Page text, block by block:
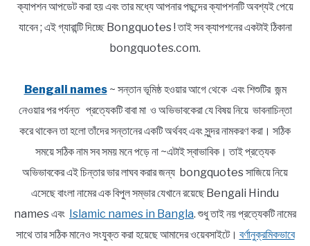
ক্যাপশন আপডেট করা হয় এবং তার মধ্যে আপনার পছন্দের ক্যাপশনটি অবশ্যই পেয়ে
যাবেন ; এই গ্যারান্টি দিচ্ছে Bongquotes ! তাই সব ক্যাপশনের একটাই ঠিকানা
bongquotes.com.
Bengali names~ সন্তান ভূমিষ্ঠ হওয়ার আগে থেকে এবং শিশুটির জন্ম
নেওয়ার পর পর্যন্ত প্রত্যেকটি বাবা মা ও অভিভাবকেরা যে বিষয় নিয়ে ভাবনাচিন্তা
করে থাকেন তা হলো তাঁদের সন্তানের একটি অর্থবহ এবং সুন্দর নামকরণ করা। সঠিক
সময়ে সঠিক নাম সব সময় মনে পড়ে না ~এটাই স্বাভাবিক। তাই প্রত্যেক
অভিভাবকের এই চিন্তার ভার লাঘব করার জন্য bongquotes সাজিয়ে নিয়ে
এসেছে বাংলা নামের এক বিপুল সম্ভার যেখানে রয়েছে Bengali Hindu
names এবং Islamic names in Bangla. শুধু তাই নয় প্রত্যেকটি নামের
সাথে তার সঠিক মানেও সংযুক্ত করা হয়েছে আমাদের ওয়েবসাইটে। বর্ণানুক্রমিকভাবে